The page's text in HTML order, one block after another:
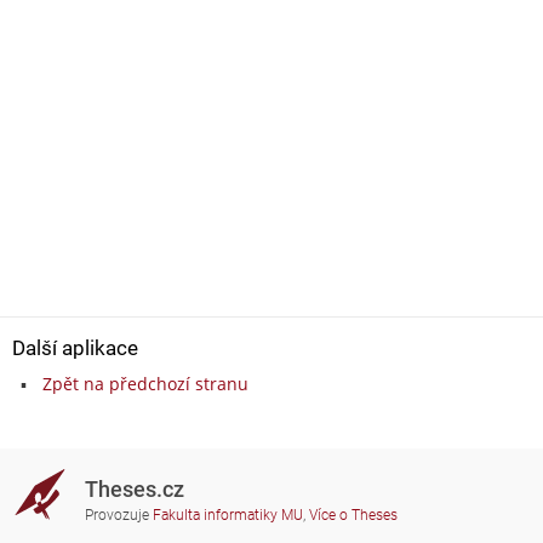
Další aplikace
Zpět na předchozí stranu
Theses.cz
Provozuje Fakulta informatiky MU, Více o Theses